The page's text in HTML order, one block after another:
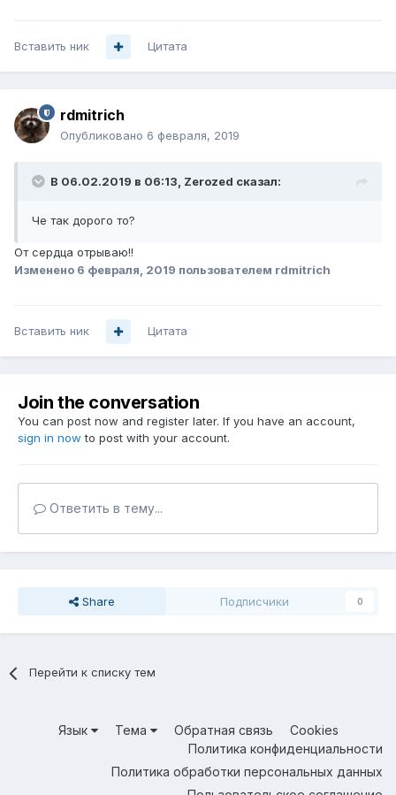
Вставить ник Цитата
rdmitrich
Опубликовано 6 февраля, 2019
В 06.02.2019 в 06:13, Zerozed сказал:
Че так дорого то?
От сердца отрываю!!
Изменено 6 февраля, 2019 пользователем rdmitrich
Вставить ник Цитата
Join the conversation
You can post now and register later. If you have an account,
sign in now to post with your account.
Ответить в тему...
Share Подписчики 0
Перейти к списку тем
Язык Тема Обратная связь
Cookies
Политика конфиденциальности
Политика обработки персональных данных